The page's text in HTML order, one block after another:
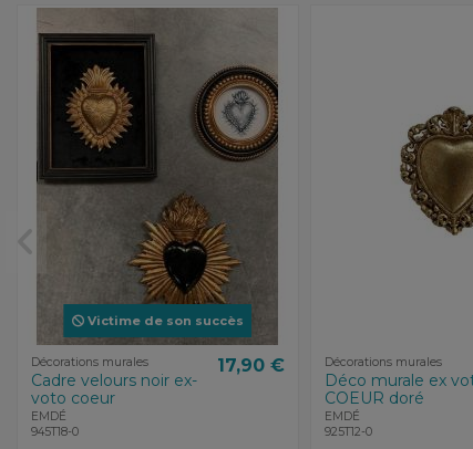
Victime de son succès
Décorations murales
Cadre velours noir ex-
voto coeur
EMDÉ
945T18-0
17,90 € Décorations murales
Déco murale ex
COEUR doré
EMDÉ
925T12-0